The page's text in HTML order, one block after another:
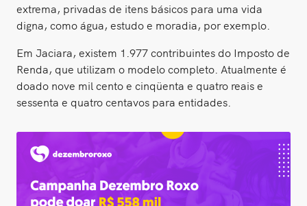
extrema, privadas de itens básicos para uma vida
digna, como água, estudo e moradia, por exemplo.
Em Jaciara, existem 1.977 contribuintes do Imposto de
Renda, que utilizam o modelo completo. Atualmente é
doado nove mil cento e cinqüenta e quatro reais e
sessenta e quatro centavos para entidades.